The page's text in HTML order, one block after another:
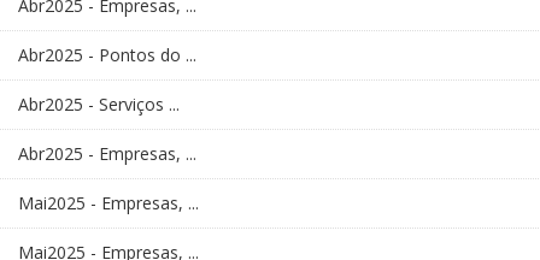
Abr2025 - Empresas, ...
Abr2025 - Pontos do ...
Abr2025 - Serviços ...
Abr2025 - Empresas, ...
Mai2025 - Empresas, ...
Mai2025 - Empresas, ...